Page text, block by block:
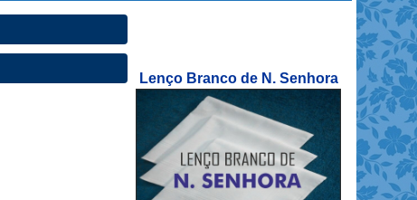
Lenço Branco de N. Senhora